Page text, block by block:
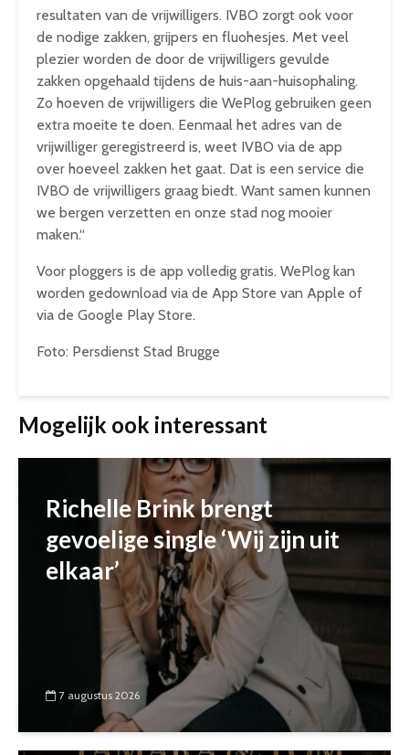
resultaten van de vrijwilligers. IVBO zorgt ook voor
de nodige zakken, grijpers en fluohesjes. Met veel
plezier worden de door de vrijwilligers gevulde
zakken opgehaald tijdens de huis-aan-huisophaling.
Zo hoeven de vrijwilligers die WePlog gebruiken geen
extra moeite te doen. Eenmaal het adres van de
vrijwilliger geregistreerd is, weet IVBO via de app
over hoeveel zakken het gaat. Dat is een service die
IVBO de vrijwilligers graag biedt. Want samen kunnen
we bergen verzetten en onze stad nog mooier
maken.“
Voor ploggers is de app volledig gratis. WePlog kan
worden gedownload via de App Store van Apple of
via de Google Play Store.
Foto: Persdienst Stad Brugge
Mogelijk ook interessant
Richelle Brink brengt
gevoelige single ‘Wij zijn uit
elkaar’
7 augustus 2026